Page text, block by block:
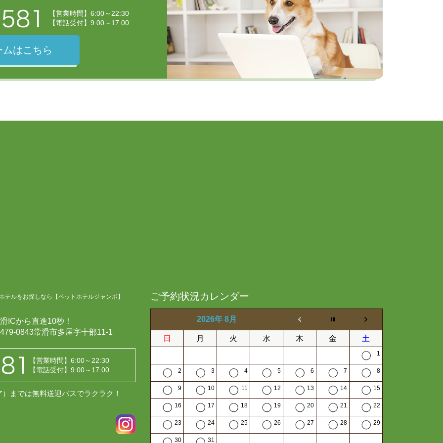
【営業時間】6:00～22:30
【電話受付】9:00～17:00
はこちら
ルをお探しなら【ペットホテルジャンボ】
ICから直進10秒！
0843常滑市多屋字十部11-1
【営業時間】6:00～22:30
【電話受付】9:00～17:00
までは無料送迎バスでラクラク！
ご予約状況カレンダー
2026年 8月
日 月 火 水 木 金 土
1
2 3 4 5 6 7 8
9 10 11 12 13 14 15
16 17 18 19 20 21 22
23 24 25 26 27 28 29
30 31